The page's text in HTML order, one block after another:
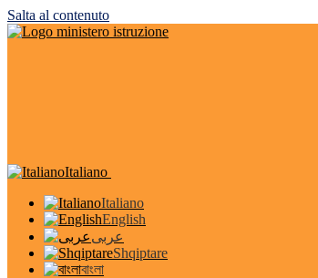
Salta al contenuto
Italiano
Italiano
English
عربى
Shqiptare
বাংলা